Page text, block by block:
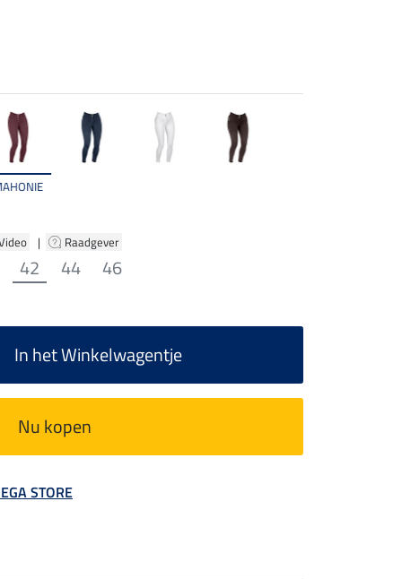
| Raadgever
42 44 46
In het Winkelwagentje
Nu kopen
STORE